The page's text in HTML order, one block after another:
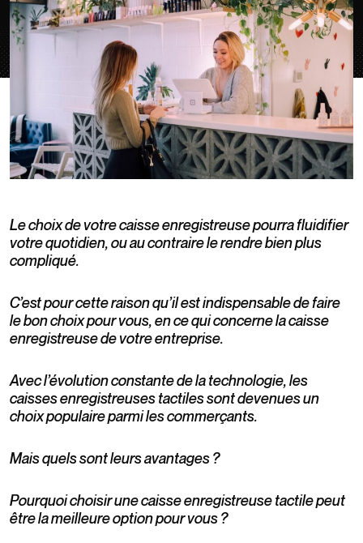
Le choix de votre caisse enregistreuse pourra fluidifier
votre quotidien, ou au contraire le rendre bien plus
compliqué.
C’est pour cette raison qu’il est indispensable de faire
le bon choix pour vous, en ce qui concerne la caisse
enregistreuse de votre entreprise.
Avec l’évolution constante de la technologie, les
caisses enregistreuses tactiles sont devenues un
choix populaire parmi les commerçants.
Mais quels sont leurs avantages ?
Pourquoi choisir une caisse enregistreuse tactile peut
être la meilleure option pour vous ?